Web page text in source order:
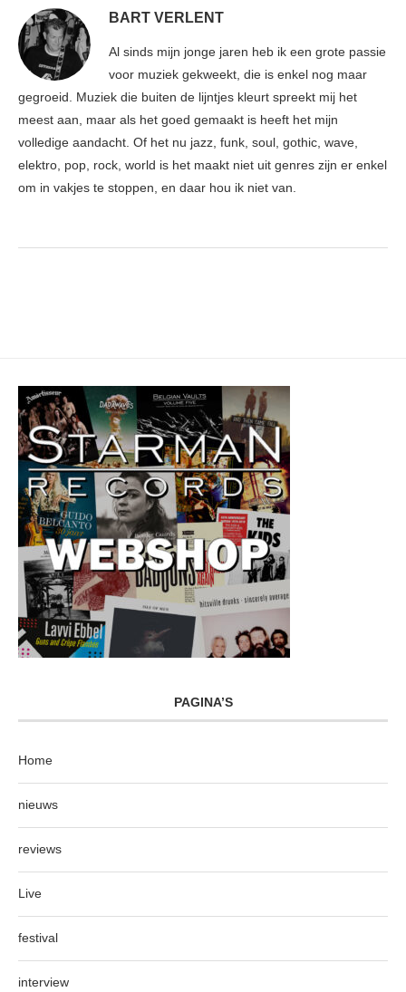
BART VERLENT
Al sinds mijn jonge jaren heb ik een grote passie
voor muziek gekweekt, die is enkel nog maar
gegroeid. Muziek die buiten de lijntjes kleurt spreekt mij het
meest aan, maar als het goed gemaakt is heeft het mijn
volledige aandacht. Of het nu jazz, funk, soul, gothic, wave,
elektro, pop, rock, world is het maakt niet uit genres zijn er enkel
om in vakjes te stoppen, en daar hou ik niet van.
PAGINA’S
Home
nieuws
reviews
Live
festival
interview